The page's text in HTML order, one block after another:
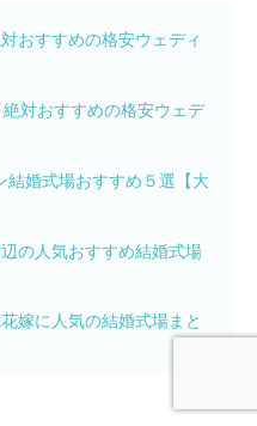
おすすめの格安ウェディ
対おすすめの格安ウェデ
婚式場おすすめ５選【大
の人気おすすめ結婚式場
嫁に人気の結婚式場まと